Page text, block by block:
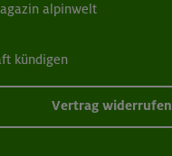
alpinwelt
kündigen
Vertrag widerrufen